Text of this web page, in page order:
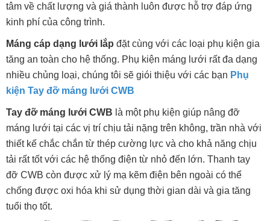
tâm về chất lượng và giá thành luôn được hỗ trợ đáp ứng
kinh phí của công trình.
Máng cáp dạng lưới lắp đặt cùng với các loại phụ kiện gia
tăng an toàn cho hệ thống. Phụ kiện máng lưới rất đa dạng
nhiều chủng loại, chúng tôi sẽ giói thiệu với các bạn Phụ
kiện Tay đỡ máng lưới CWB
Tay đỡ máng lưới CWB là một phụ kiện giúp nâng đỡ
máng lưới tại các vị trí chịu tải nặng trên không, trần nhà với
thiết kế chắc chắn từ thép cường lực và cho khả năng chịu
tải rất tốt với các hệ thống điện từ nhỏ đến lớn. Thanh tay
đỡ CWB còn được xử lý mạ kẽm điện bên ngoài có thể
chống được oxi hóa khi sử dụng thời gian dài và gia tăng
tuổi thọ tốt.